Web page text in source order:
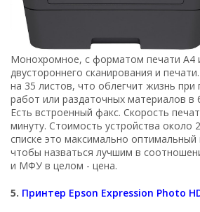
Монохромное, с форматом печати А4
двустороннего сканирования и
на 35 листов, что облегчит жизнь при
работ или раздаточных материалов
Есть встроенный факс. Скорость
минуту. Стоимость устройства около
списке это максимально оптимальный
чтобы назваться лучшим в
и МФУ в целом - цена.
5. Принтер Epson Expression Photo